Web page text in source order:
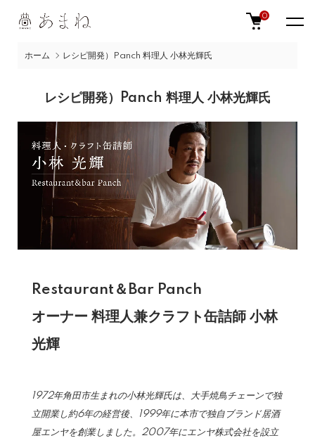
0
ホーム レシピ開発）Panch 料理人 小林光輝氏
レシピ開発）Panch 料理人 小林光輝氏
Restaurant＆Bar Panch
オーナー 料理人兼クラフト缶詰師 小林
光輝
1972年角田市生まれの小林光輝氏は、大手焼鳥チェーンで独
立開業し約6年の経営後、1999年に本市で独自ブランド居酒
屋エンヤを創業しました。2007年にエンヤ株式会社を設立